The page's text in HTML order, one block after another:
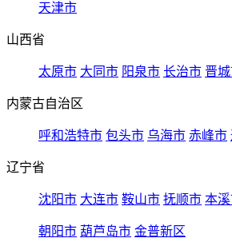
天津市
山西省
太原市 大同市 阳泉市 长治市 晋
内蒙古自治区
呼和浩特市 包头市 乌海市 赤峰市
辽宁省
沈阳市 大连市 鞍山市 抚顺市 本
朝阳市 葫芦岛市 金普新区